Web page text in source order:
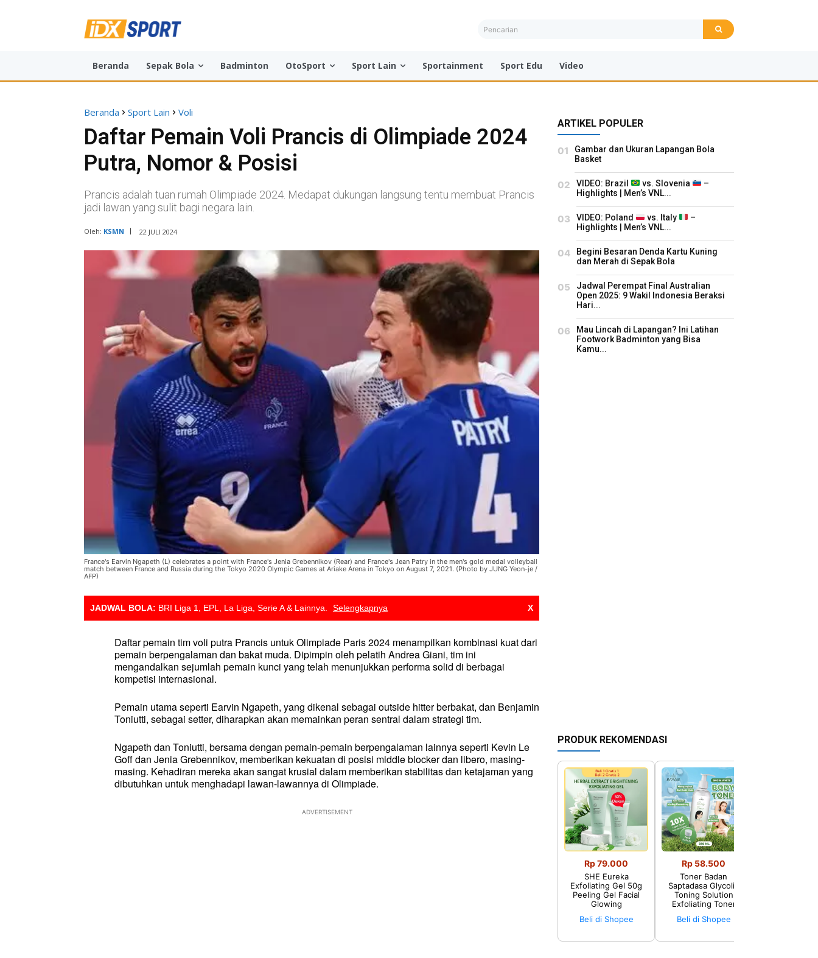
Pencarian
Beranda Sepak Bola Badminton OtoSport Sport Lain Sportainment Sport Edu Video
Beranda Sport Lain Voli
Daftar Pemain Voli Prancis di Olimpiade 2024
Putra, Nomor & Posisi
Prancis adalah tuan rumah Olimpiade 2024. Medapat dukungan langsung tentu membuat Prancis
jadi lawan yang sulit bagi negara lain.
Oleh: KSMN 22 JULI 2024
France's Earvin Ngapeth (L) celebrates a point with France's Jenia Grebennikov (Rear) and France's Jean Patry in the men's gold medal volleyball
match between France and Russia during the Tokyo 2020 Olympic Games at Ariake Arena in Tokyo on August 7, 2021. (Photo by JUNG Yeon-je /
AFP)
JADWAL BOLA: BRI Liga 1, EPL, La Liga, Serie A & Lainnya. Selengkapnya X
Daftar pemain tim voli putra Prancis untuk Olimpiade Paris 2024 menampilkan kombinasi kuat dari
pemain berpengalaman dan bakat muda. Dipimpin oleh pelatih Andrea Giani, tim ini
mengandalkan sejumlah pemain kunci yang telah menunjukkan performa solid di berbagai
kompetisi internasional.
Pemain utama seperti Earvin Ngapeth, yang dikenal sebagai outside hitter berbakat, dan Benjamin
Toniutti, sebagai setter, diharapkan akan memainkan peran sentral dalam strategi tim.
Ngapeth dan Toniutti, bersama dengan pemain-pemain berpengalaman lainnya seperti Kevin Le
Goff dan Jenia Grebennikov, memberikan kekuatan di posisi middle blocker dan libero, masing-
masing. Kehadiran mereka akan sangat krusial dalam memberikan stabilitas dan ketajaman yang
dibutuhkan untuk menghadapi lawan-lawannya di Olimpiade.
ADVERTISEMENT
ARTIKEL POPULER
Gambar dan Ukuran Lapangan Bola
Basket
VIDEO: Brazil vs. Slovenia
–
Highlights | Men’s VNL...
VIDEO: Poland vs. Italy
–
Highlights | Men’s VNL...
Begini Besaran Denda Kartu Kuning
dan Merah di Sepak Bola
Jadwal Perempat Final Australian
Open 2025: 9 Wakil Indonesia Beraksi
Hari...
Mau Lincah di Lapangan? Ini Latihan
Footwork Badminton yang Bisa
Kamu...
PRODUK REKOMENDASI
Rp 79.000
SHE Eureka
Exfoliating Gel 50g
Peeling Gel Facial
Glowing
Beli di Shopee
Rp 58.500
Toner Badan
Saptadasa Glycolic
Toning Solution
Exfoliating Toner
Beli di Shopee